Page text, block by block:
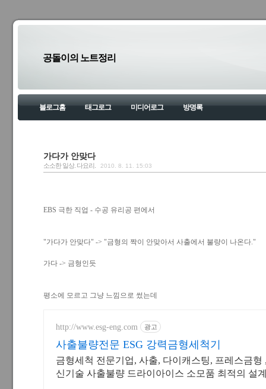
공돌이의 노트정리
블로그홈 태그로그 미디어로그 방명록
가다가 안맞다
소소한 일상. 다요리. 2010. 8. 11. 15:03
EBS 극한 직업 - 수공 유리공 편에서
"가다가 안맞다" -> "금형의 짝이 안맞아서 사출에서 불량이 나온다."
가다 -> 금형인듯
평소에 모르고 그냥 느낌으로 썼는데
http://www.esg-eng.com 광고
사출불량전문 ESG 강력금형세척기
금형세척 전문기업, 사출, 다이캐스팅, 프레스금형
신기술 사출불량 드라이아이스 소모품 최적의 설